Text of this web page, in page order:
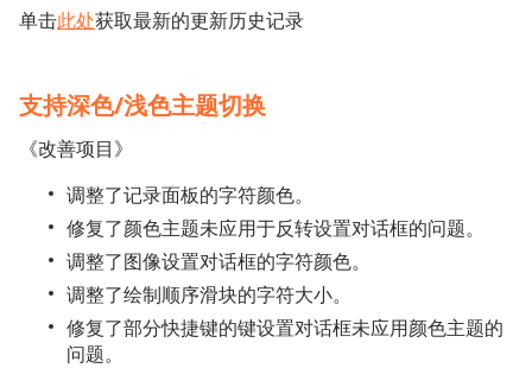
单击此处获取最新的更新历史记录
支持深色/浅色主题切换
《改善项目》
调整了记录面板的字符颜色。
修复了颜色主题未应用于反转设置对话框的问题。
调整了图像设置对话框的字符颜色。
调整了绘制顺序滑块的字符大小。
修复了部分快捷键的键设置对话框未应用颜色主题的
问题。